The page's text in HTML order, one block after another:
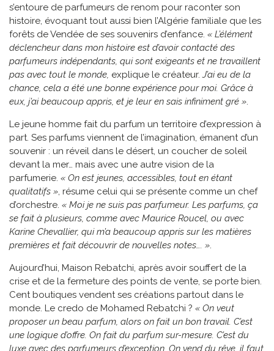
s’entoure de parfumeurs de renom pour raconter son
histoire, évoquant tout aussi bien l’Algérie familiale que les
forêts de Vendée de ses souvenirs d’enfance. « L’élément
déclencheur dans mon histoire est d’avoir contacté des
parfumeurs indépendants, qui sont exigeants et ne travaillent
pas avec tout le monde, explique le créateur. J’ai eu de la
chance, cela a été une bonne expérience pour moi. Grâce à
eux, j’ai beaucoup appris, et je leur en sais infiniment gré ».
Le jeune homme fait du parfum un territoire d’expression à
part. Ses parfums viennent de l’imagination, émanent d’un
souvenir : un réveil dans le désert, un coucher de soleil
devant la mer… mais avec une autre vision de la
parfumerie. « On est jeunes, accessibles, tout en étant
qualitatifs », résume celui qui se présente comme un chef
d’orchestre. « Moi je ne suis pas parfumeur. Les parfums, ça
se fait à plusieurs, comme avec Maurice Roucel, ou avec
Karine Chevallier, qui m’a beaucoup appris sur les matières
premières et fait découvrir de nouvelles notes…. ».
Aujourd’hui, Maison Rebatchi, après avoir souffert de la
crise et de la fermeture des points de vente, se porte bien.
Cent boutiques vendent ses créations partout dans le
monde. Le credo de Mohamed Rebatchi ? « On veut
proposer un beau parfum, alors on fait un bon travail. C’est
une logique d’offre. On fait du parfum sur-mesure. C’est du
luxe avec des parfumeurs d’exception. On vend du rêve, il faut